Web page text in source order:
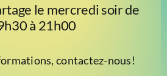
le mercredi soir de
à 21h00
contactez-nous!